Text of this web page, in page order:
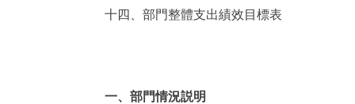
十四、部門整體支出績效目標表
一、部門情況説明